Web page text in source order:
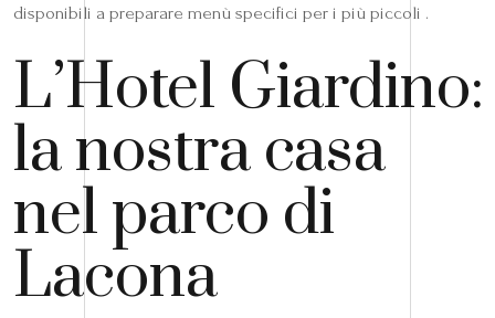
disponibili a preparare menù specifici per i più piccoli .
L’Hotel Giardino:
la nostra casa
nel parco di
Lacona